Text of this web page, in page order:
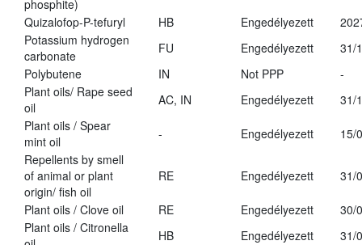
phosphite)
Quizalofop-P-tefuryl HB Engedélyezett
Potassium hydrogen
carbonate
FU Engedélyezett
31/
Polybutene
IN Not PPP
-
Plant oils/ Rape seed
oil
AC, IN Engedélyezett
31/
Plant oils / Spear
mint oil
- Engedélyezett
15/
Repellents by smell
of animal or plant
origin/ fish oil
RE Engedélyezett 31/
Plant oils / Clove oil RE Engedélyezett
30/
Plant oils / Citronella
HB Engedélyezett
31/